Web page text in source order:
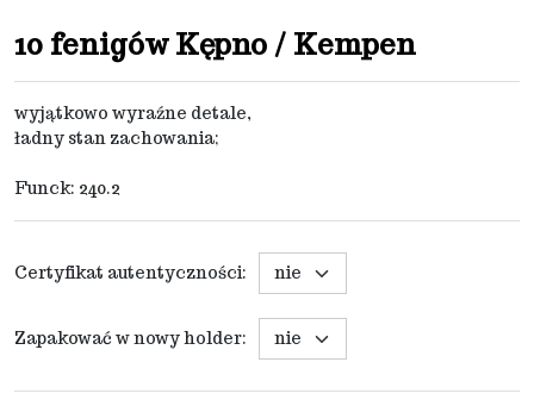
10 fenigów Kępno / Kempen
wyjątkowo wyraźne detale,
ładny stan zachowania;
Funck: 240.2
Certyfikat autentyczności:
Zapakować w nowy holder: